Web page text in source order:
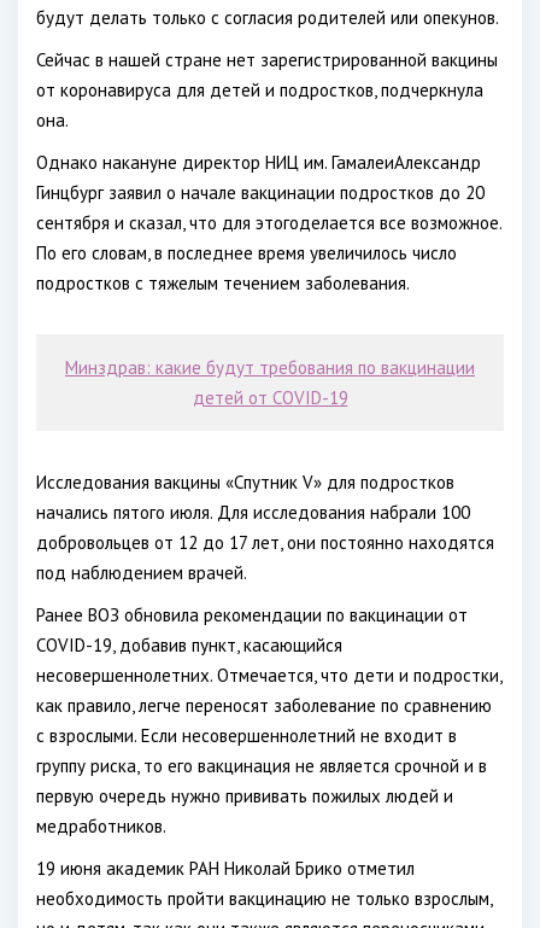
будут делать только с согласия родителей или опекунов.
Сейчас в нашей стране нет зарегистрированной вакцины
от коронавируса для детей и подростков, подчеркнула
она.
Однако накануне директор НИЦ им. ГамалеиАлександр
Гинцбург заявил о начале вакцинации подростков до 20
сентября и сказал, что для этогоделается все возможное.
По его словам, в последнее время увеличилось число
подростков с тяжелым течением заболевания.
Минздрав: какие будут требования по вакцинации
детей от COVID-19
Исследования вакцины «Спутник V» для подростков
начались пятого июля. Для исследования набрали 100
добровольцев от 12 до 17 лет, они постоянно находятся
под наблюдением врачей.
Ранее ВОЗ обновила рекомендации по вакцинации от
COVID-19, добавив пункт, касающийся
несовершеннолетних. Отмечается, что дети и подростки,
как правило, легче переносят заболевание по сравнению
с взрослыми. Если несовершеннолетний не входит в
группу риска, то его вакцинация не является срочной и в
первую очередь нужно прививать пожилых людей и
медработников.
19 июня академик РАН Николай Брико отметил
необходимость пройти вакцинацию не только взрослым,